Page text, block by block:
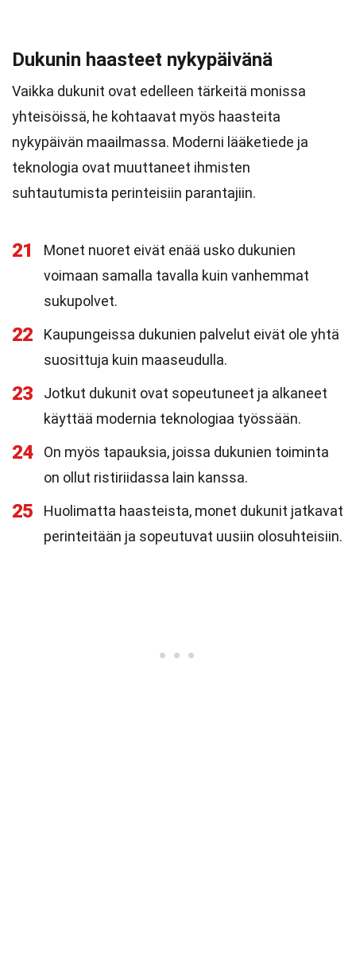
Dukunin haasteet nykypäivänä
Vaikka dukunit ovat edelleen tärkeitä monissa
yhteisöissä, he kohtaavat myös haasteita
nykypäivän maailmassa. Moderni lääketiede ja
teknologia ovat muuttaneet ihmisten
suhtautumista perinteisiin parantajiin.
21
Monet nuoret eivät enää usko dukunien
voimaan samalla tavalla kuin vanhemmat
sukupolvet.
22
Kaupungeissa dukunien palvelut eivät ole yhtä
suosittuja kuin maaseudulla.
23
Jotkut dukunit ovat sopeutuneet ja alkaneet
käyttää modernia teknologiaa työssään.
24
On myös tapauksia, joissa dukunien toiminta
on ollut ristiriidassa lain kanssa.
25
Huolimatta haasteista, monet dukunit jatkavat
perinteitään ja sopeutuvat uusiin olosuhteisiin.